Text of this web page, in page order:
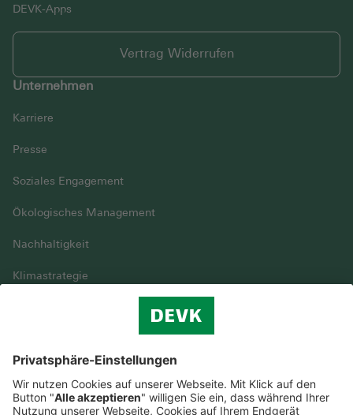
DEVK-Apps
Vertrag Widerrufen
Unternehmen
Karriere
Presse
Soziales Engagement
Ökologisches Management
Nachhaltigkeit
Klimastrategie
Streitbeilegung
Nutzungshinweise